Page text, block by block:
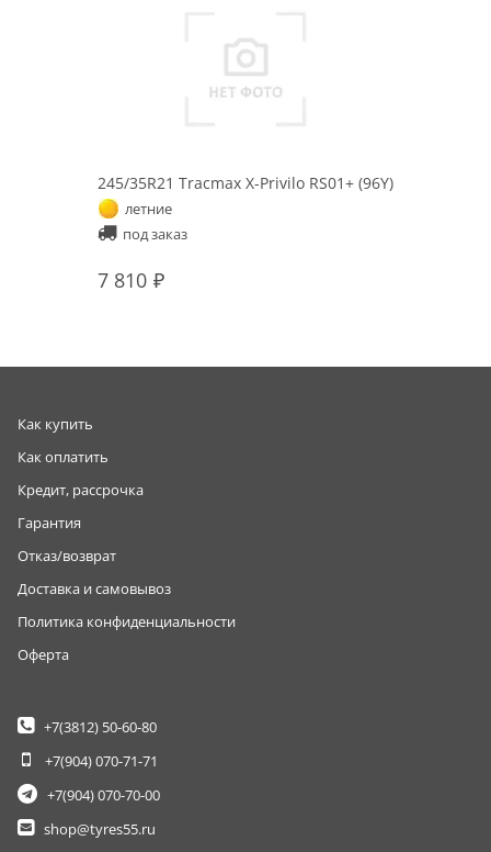
245/35R21 Tracmax X-Privilo RS01+ (96Y)
летние
под заказ
7 810
Как купить
Как оплатить
Кредит, рассрочка
Гарантия
Отказ/возврат
Доставка и самовывоз
Политика конфиденциальности
Оферта
+7(3812) 50-60-80
+7(904)070-71-71
+7(904)070-70-00
shop@tyres55.ru